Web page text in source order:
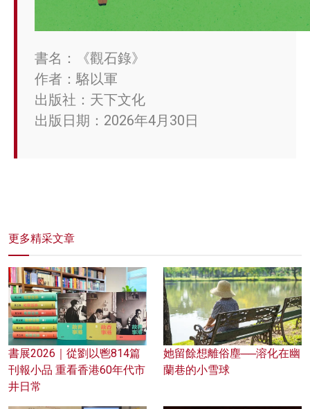
書名：《觀石錄》
作者：駱以軍
出版社：天下文化
出版日期：2026年4月30日
更多精采文章
書展2026｜從劉以鬯814篇
刊報小品 重看香港60年代市
井日常
她留餘想離俗塵──溶化在幽
蘭巷的小雪球